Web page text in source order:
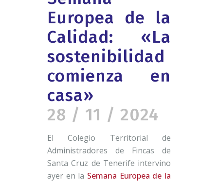
28 / 11 / 2024
Europea de la
Calidad: «La
sostenibilidad
comienza en
casa»
El Colegio Territorial de
Administradores de Fincas de
Santa Cruz de Tenerife intervino
ayer en la Semana Europea de la